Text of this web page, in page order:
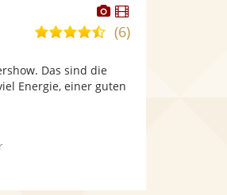
Dieser
Künstler
stellt
Dieser
Künstler
4,6
5
Sternen
(6)
Das sind die
Energie, einer guten